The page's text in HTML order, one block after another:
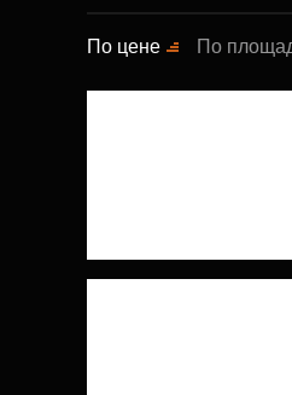
По цене По